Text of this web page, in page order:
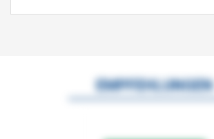
EMPFEHLUNGEN